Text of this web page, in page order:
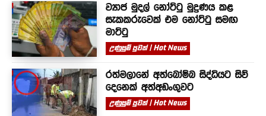
ව්‍යාජ මුදල් නෝට්ටු මුද්‍රණය කළ
සැකකරුවෙක් එම නෝට්ටු සමඟ
මාට්ටු
උණුසුම් පුවත් | Hot News
රත්මලානේ අත්බෝම්බ සිද්ධියට සිව්
දෙනෙක් අත්අඩංගුවට
උණුසුම් පුවත් | Hot News